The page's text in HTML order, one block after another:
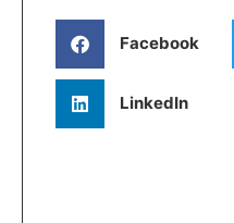
Facebook
LinkedIn